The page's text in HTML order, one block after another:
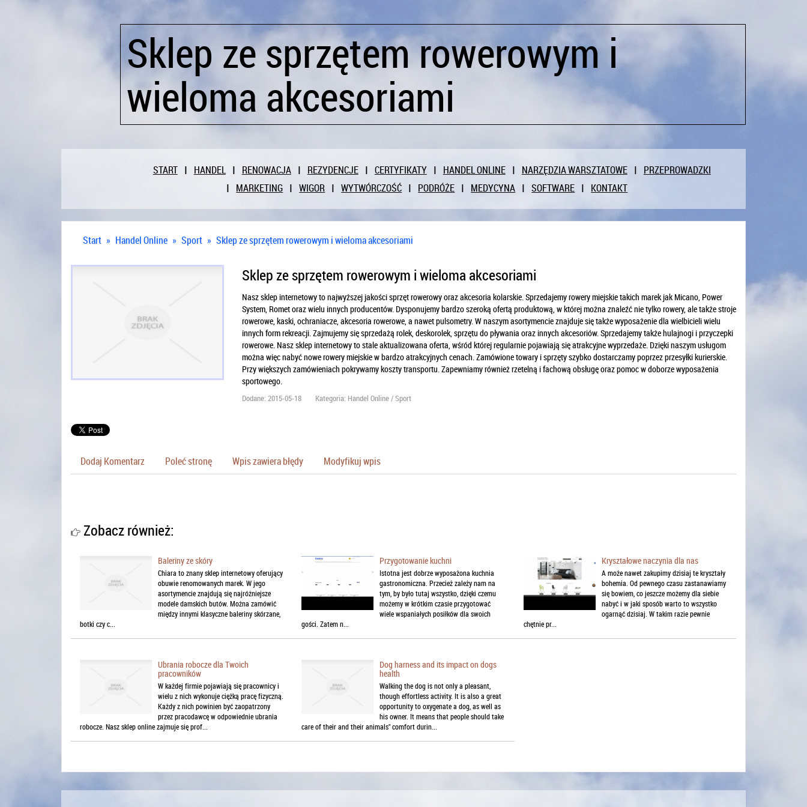
Sklep ze sprzętem rowerowym i
wieloma akcesoriami
START HANDEL RENOWACJA REZYDENCJE CERTYFIKATY HANDEL ONLINE NARZĘDZIA WARSZTATOWE
PRZEPROWADZKI
MARKETING
WIGOR WYTWÓRCZOŚĆ PODRÓŻE MEDYCYNA SOFTWARE KONTAKT
Start » Handel Online » Sport » Sklep ze sprzętem rowerowym i wieloma akcesoriami
Sklep ze sprzętem rowerowym i wieloma akcesoriami
Nasz sklep internetowy to najwyższej jakości sprzęt rowerowy oraz akcesoria kolarskie. Sprzedajemy rowery miejskie takich marek jak Micano, Power
System, Romet oraz wielu innych producentów. Dysponujemy bardzo szeroką ofertą produktową, w której można znaleźć nie tylko rowery, ale także stroje
rowerowe, kaski, ochraniacze, akcesoria rowerowe, a nawet pulsometry. W naszym asortymencie znajduje się także wyposażenie dla wielbicieli wielu
innych form rekreacji. Zajmujemy się sprzedażą rolek, deskorolek, sprzętu do pływania oraz innych akcesoriów. Sprzedajemy także hulajnogi i przyczepki
rowerowe. Nasz sklep internetowy to stale aktualizowana oferta, wśród której regularnie pojawiają się atrakcyjne wyprzedaże. Dzięki naszym usługom
można więc nabyć nowe rowery miejskie w bardzo atrakcyjnych cenach. Zamówione towary i sprzęty szybko dostarczamy poprzez przesyłki kurierskie.
Przy większych zamówieniach pokrywamy koszty transportu. Zapewniamy również rzetelną i fachową obsługę oraz pomoc w doborze wyposażenia
sportowego.
Dodane: 2015-05-18 Kategoria: Handel Online / Sport
Dodaj Komentarz Poleć stronę Wpis zawiera błędy Modyfikuj wpis
Zobacz również:
Baleriny ze skóry
Chiara to znany sklep internetowy oferujący
obuwie renomowanych marek. W jego
asortymencie znajdują się najróżniejsze
modele damskich butów. Można zamówić
między innymi klasyczne baleriny skórzane,
botki czy c...
Przygotowanie kuchni
Istotna jest dobrze wyposażona kuchnia
gastronomiczna. Przecież zależy nam na
tym, by było tutaj wszystko, dzięki czemu
możemy w krótkim czasie przygotować
wiele wspaniałych posiłków dla swoich
gości. Zatem n...
Kryształowe naczynia dla nas
A może nawet zakupimy dzisiaj te kryształy
bohemia. Od pewnego czasu zastanawiamy
się bowiem, co jeszcze możemy dla siebie
nabyć i w jaki sposób warto to wszystko
ogarnąć dzisiaj. W takim razie pewnie
chętnie pr...
Ubrania robocze dla Twoich
pracowników
W każdej firmie pojawiają się pracownicy i
wielu z nich wykonuje ciężką pracę fizyczną.
Każdy z nich powinien być zaopatrzony
przez pracodawcę w odpowiednie ubrania
robocze. Nasz sklep online zajmuje się prof...
Dog harness and its impact on dogs
health
Walking the dog is not only a pleasant,
though effortless activity. It is also a great
opportunity to oxygenate a dog, as well as
his owner. It means that people should take
care of their and their animals" comfort durin...